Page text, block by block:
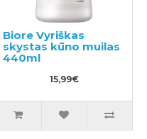
Biore Vyriškas
skystas kūno muilas
440ml
15,99€